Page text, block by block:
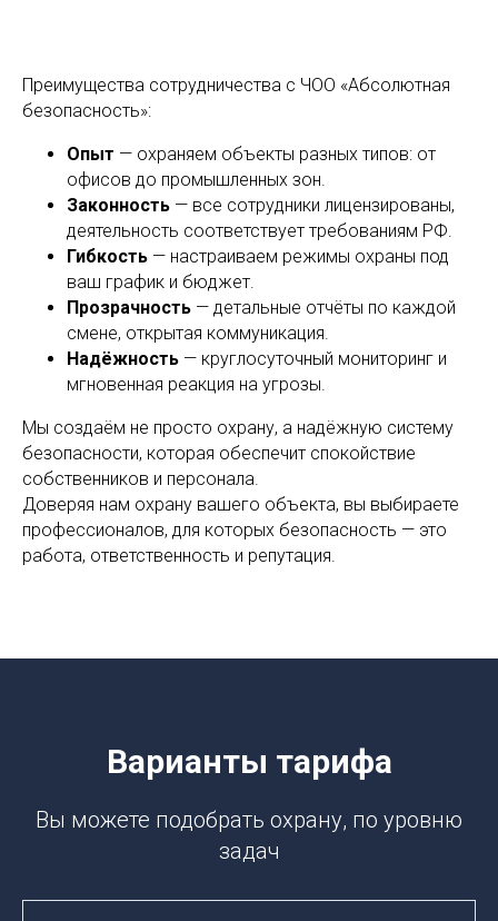
Преимущества сотрудничества с ЧОО «Абсолютная
безопасность»:
Опыт — охраняем объекты разных типов: от
офисов до промышленных зон.
Законность — все сотрудники лицензированы,
деятельность соответствует требованиям РФ.
Гибкость — настраиваем режимы охраны под
ваш график и бюджет.
Прозрачность — детальные отчёты по каждой
смене, открытая коммуникация.
Надёжность — круглосуточный мониторинг и
мгновенная реакция на угрозы.
Мы создаём не просто охрану, а надёжную систему
безопасности, которая обеспечит спокойствие
собственников и персонала.
Доверяя нам охрану вашего объекта, вы выбираете
профессионалов, для которых безопасность — это
работа, ответственность и репутация.
Варианты тарифа
Вы можете подобрать охрану, по уровню
задач